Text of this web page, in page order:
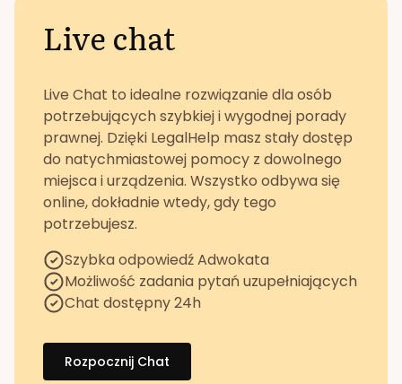
Live chat
Live Chat to idealne rozwiązanie dla osób
potrzebujących szybkiej i wygodnej porady
prawnej. Dzięki LegalHelp masz stały dostęp
do natychmiastowej pomocy z dowolnego
miejsca i urządzenia. Wszystko odbywa się
online, dokładnie wtedy, gdy tego
potrzebujesz.
Szybka odpowiedź Adwokata
Możliwość zadania pytań uzupełniających
Chat dostępny 24h
Rozpocznij Chat